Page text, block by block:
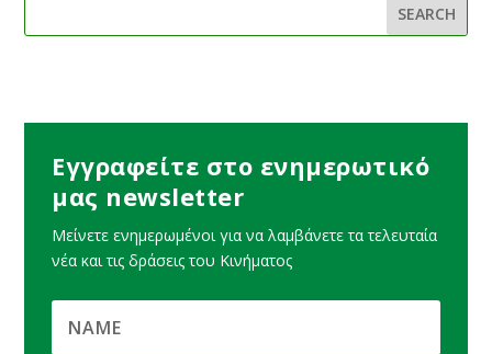
Εγγραφείτε στο ενημερωτικό
μας newsletter
Μείνετε ενημερωμένοι για να λαμβάνετε τα τελευταία
νέα και τις δράσεις του Κινήματος